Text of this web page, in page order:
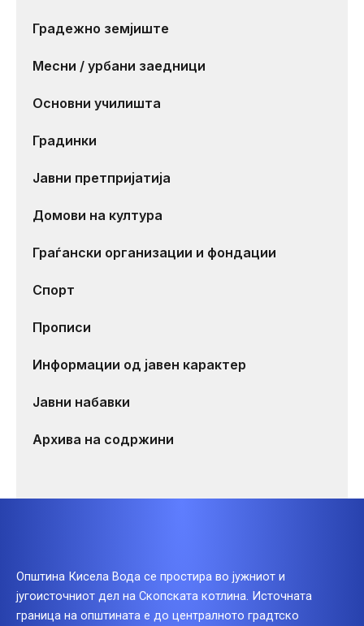
Градежно земјиште
Месни / урбани заедници
Основни училишта
Градинки
Јавни претпријатија
Домови на култура
Граѓански организации и фондации
Спорт
Прописи
Информации од јавен карактер
Јавни набавки
Архива на содржини
Општина Кисела Вода се простира во јужниот и
југоисточниот дел на Скопската котлина. Источната
граница на општината е до централното градтско